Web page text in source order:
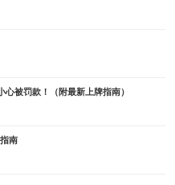
被罚款！（附最新上牌指南）
南